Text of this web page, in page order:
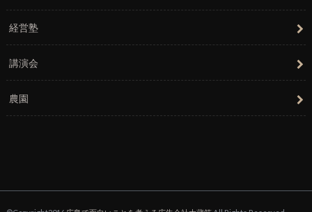
経営塾
講演会
農園